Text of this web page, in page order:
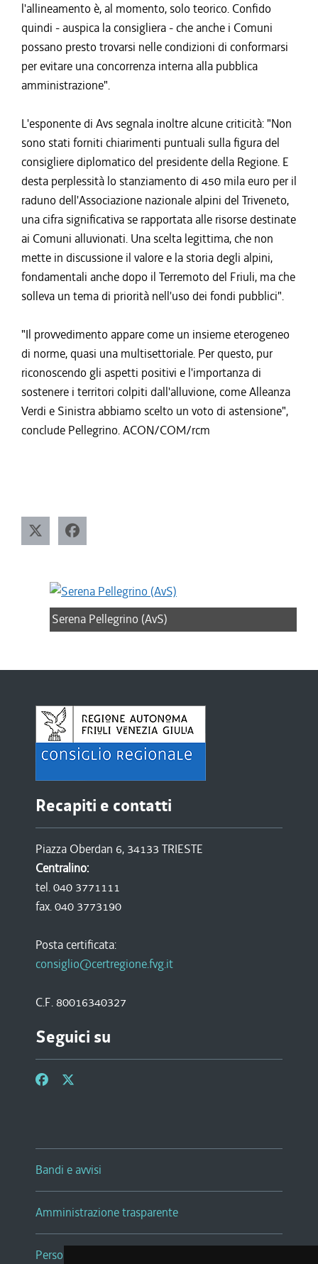
l'allineamento è, al momento, solo teorico. Confido
quindi - auspica la consigliera - che anche i Comuni
possano presto trovarsi nelle condizioni di conformarsi
per evitare una concorrenza interna alla pubblica
amministrazione".
L'esponente di Avs segnala inoltre alcune criticità: "Non
sono stati forniti chiarimenti puntuali sulla figura del
consigliere diplomatico del presidente della Regione. E
desta perplessità lo stanziamento di 450 mila euro per il
raduno dell'Associazione nazionale alpini del Triveneto,
una cifra significativa se rapportata alle risorse destinate
ai Comuni alluvionati. Una scelta legittima, che non
mette in discussione il valore e la storia degli alpini,
fondamentali anche dopo il Terremoto del Friuli, ma che
solleva un tema di priorità nell'uso dei fondi pubblici".
"Il provvedimento appare come un insieme eterogeneo
di norme, quasi una multisettoriale. Per questo, pur
riconoscendo gli aspetti positivi e l'importanza di
sostenere i territori colpiti dall'alluvione, come Alleanza
Verdi e Sinistra abbiamo scelto un voto di astensione",
conclude Pellegrino. ACON/COM/rcm
Serena Pellegrino (AvS)
Recapiti e contatti
Piazza Oberdan 6, 34133 TRIESTE
Centralino:
tel. 040 3771111
fax. 040 3773190
Posta certificata:
consiglio@certregione.fvg.it
C.F. 80016340327
Seguici su
Bandi e avvisi
Amministrazione trasparente
Persone e Uffici